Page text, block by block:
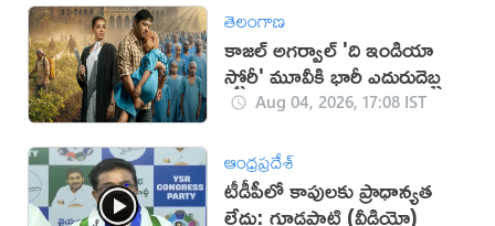
తెలంగాణ
కాజల్ అగర్వాల్ 'ది ఇండియా
స్టోరీ' మూవీకి భారీ ఎదురుదెబ్బ
Aug 04, 2026, 17:08 IST
ఆంధ్రప్రదేశ్
టీడీపీలో కాపులకు ప్రాధాన్యత
లేదు: గూడపాటి (వీడియో)